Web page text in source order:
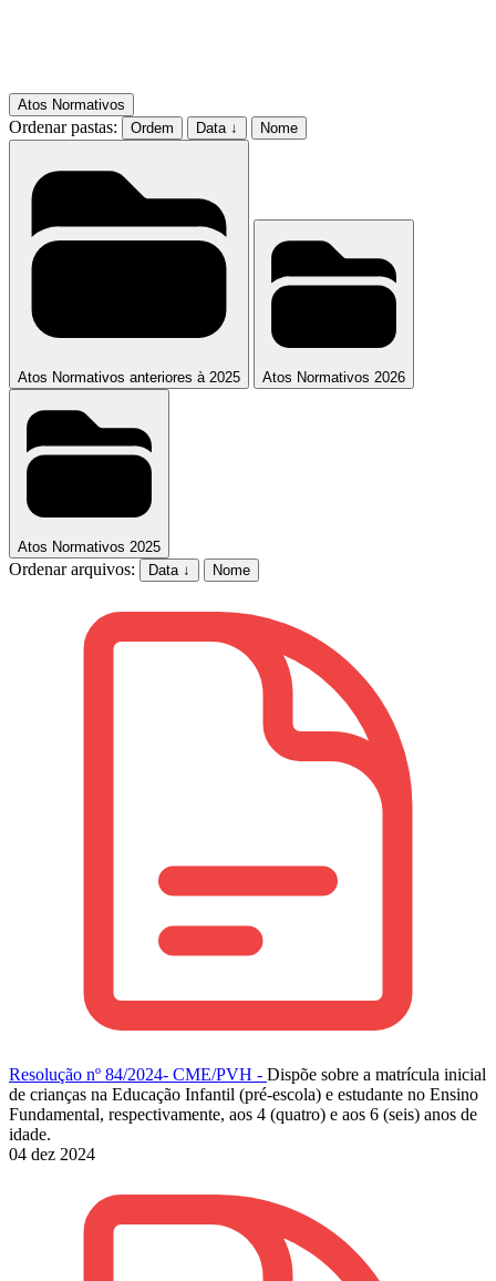
Atos Normativos
Ordenar pastas: Ordem Data ↓ Nome
Atos Normativos anteriores à 2025 Atos Normativos 2026
Atos Normativos 2025
Ordenar arquivos: Data ↓ Nome
Resolução nº 84/2024- CME/PVH - Dispõe sobre a matrícula inicial
de crianças na Educação Infantil (pré-escola) e estudante no Ensino
Fundamental, respectivamente, aos 4 (quatro) e aos 6 (seis) anos de
idade.
04 dez 2024